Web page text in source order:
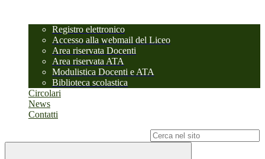
Registro elettronico
Accesso alla webmail del Liceo
Area riservata Docenti
Area riservata ATA
Modulistica Docenti e ATA
Biblioteca scolastica
Circolari
News
Contatti